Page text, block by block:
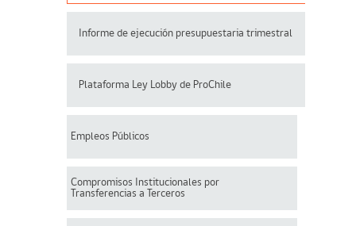
Informe de ejecución presupuestaria trimestral
Plataforma Ley Lobby de ProChile
Empleos Públicos
Compromisos Institucionales por
Transferencias a Terceros